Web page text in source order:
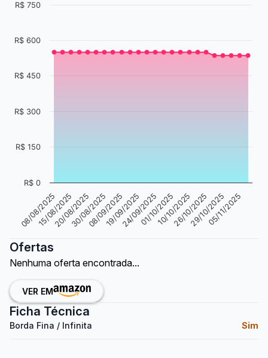
08/08/2025
15/08/2025
20/08/2025
30/08/2025
08/09/2025
19/09/2025
24/09/202501/10/202510/10/2025
26/10/2025
29/10/2025
05/11/2025
R$ 0
R$ 150
R$ 300
R$ 450
R$ 600
R$ 750
Ofertas
Nenhuma oferta encontrada...
VER EM
Ficha Técnica
Borda Fina / Infinita Sim